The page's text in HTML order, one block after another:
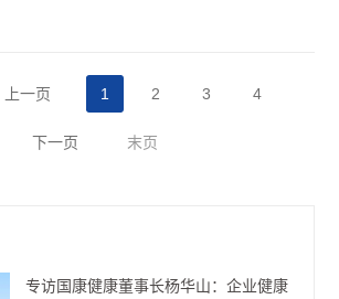
味着什么？意味着许多人在事业最成熟、经
体却提前亮起了红灯。
”模式，显然不足以应对高管群体复杂的健康
。
上一页 1 2 3 4
下一页 末页
专访国康健康董事长杨华山：企业健康